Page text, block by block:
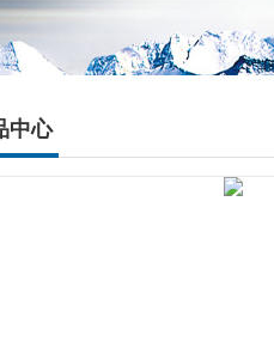
中心